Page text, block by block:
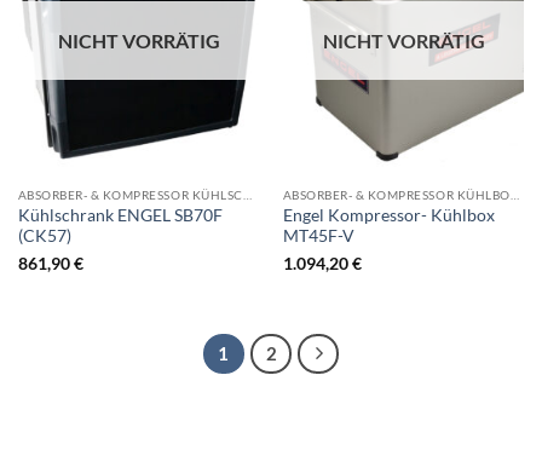
NICHT VORRÄTIG
Kühlschrank ENGEL SB70F
(CK57)
861,90€
NICHT VORRÄTIG
Engel Kompressor- Kühlbox
MT45F-V
1.094,20€
1 2